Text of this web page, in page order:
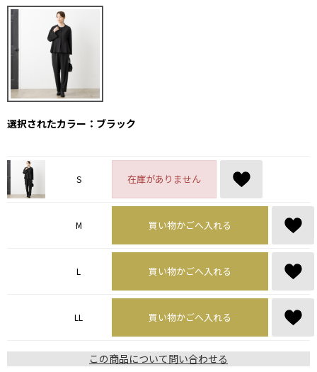
選択されたカラー：ブラック
S 在庫がありません
M 買い物かごへ入れる
L 買い物かごへ入れる
LL 買い物かごへ入れる
この商品について問い合わせる